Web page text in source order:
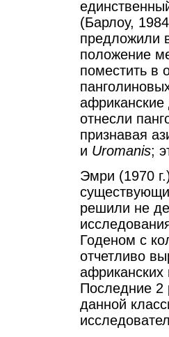
(Барлоу,
предложили
положение
поместить в
отнесли
признавая
и Uromanis;
Эмри (1970
решили не
Годеном с
отчетливо
Последние 2
данной